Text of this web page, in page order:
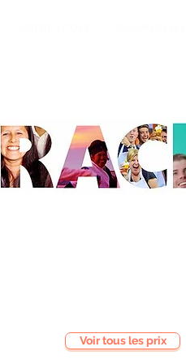
Voir tous les prix